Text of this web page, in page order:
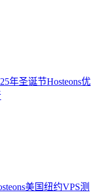
年圣诞节Hosteons优
美国纽约VPS测